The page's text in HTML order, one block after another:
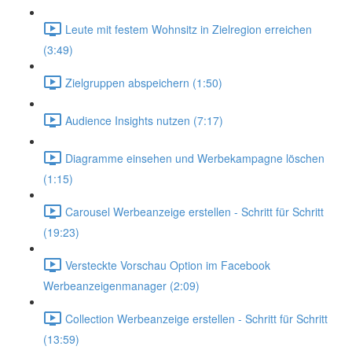
Leute mit festem Wohnsitz in Zielregion erreichen
(3:49)
Zielgruppen abspeichern (1:50)
Audience Insights nutzen (7:17)
Diagramme einsehen und Werbekampagne löschen
(1:15)
Carousel Werbeanzeige erstellen - Schritt für Schritt
(19:23)
Versteckte Vorschau Option im Facebook
Werbeanzeigenmanager (2:09)
Collection Werbeanzeige erstellen - Schritt für Schritt
(13:59)